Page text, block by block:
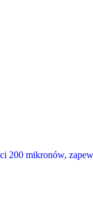
200 mikronów,